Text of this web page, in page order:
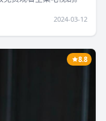
2024-03-12
8.8